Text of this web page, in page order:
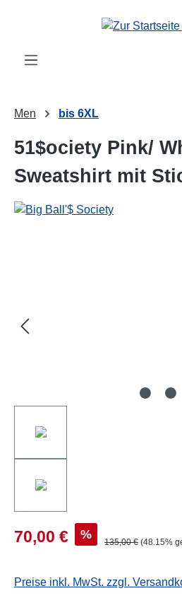
Men bis 6XL
51$ociety Pink/
Sweatshirt mit
70,00 € %
135,00 € (48.15%
Preise inkl. MwSt. zzgl.